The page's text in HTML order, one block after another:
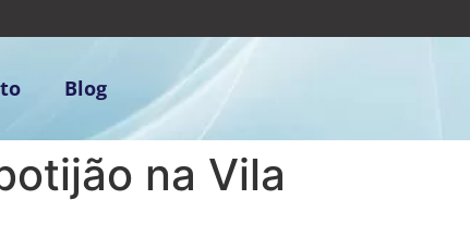
Blog
na Vila